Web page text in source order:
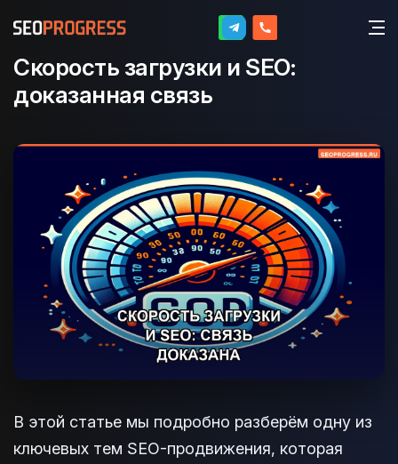
Скорость загрузки и SEO:
доказанная связь
В этой статье мы подробно разберём одну из
ключевых тем SEO-продвижения, которая